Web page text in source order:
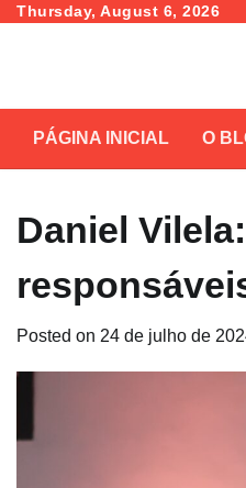
SkipThursday, August 6, 2026
PÁGINA INICIAL O
Daniel
Posted on 24 de julho de